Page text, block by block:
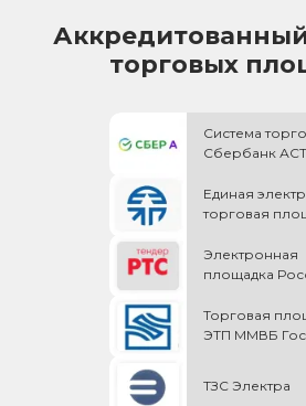
торговых
Система
Сбербанк АСТ
Единая
торговая
Электронная
площадка
Торговая
ЭТП ММВБ
ТЗС Электра